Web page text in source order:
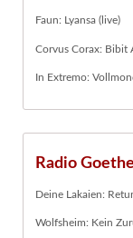
Faun: Lyansa (live)
Corvus Corax: Bibit
In Extremo:
Radio
Deine Lakaien:
Wolfsheim: Kein